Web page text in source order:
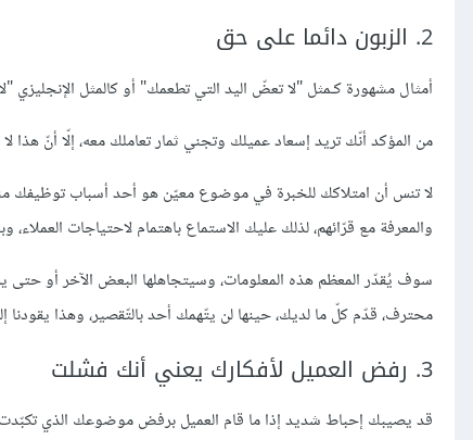
2. الزبون دائما على حق
أمثال مشهورة كـمثل "لا تعضّ اليد التي تطعمك" أو كالمثل
من المؤكد أنّك تريد إسعاد عميلك وتجني ثمار تعاملك معه، إلّا أنّ
لا تنس أن امتلاكك للخبرة في موضوع معيّن هو أحد أسباب توظيفك منذ
والمعرفة مع قرّائهم، لذلك عليك الاستماع باهتمام لاحتياجات
سوف يُقدّر المعظم هذه المعلومات، وسيتجاهلها البعض الآخر أو حتى
محترف، قدّم كلّ ما لديك، حينها لن يتّهمك أحد بالتّقصير، وهذا يقودنا إلى
3. رفض العميل لأفكارك يعني أنك فشلت
قد يصيبك إحباط شديد إذا ما قام العميل برفض موضوعك الذي تكبّدت